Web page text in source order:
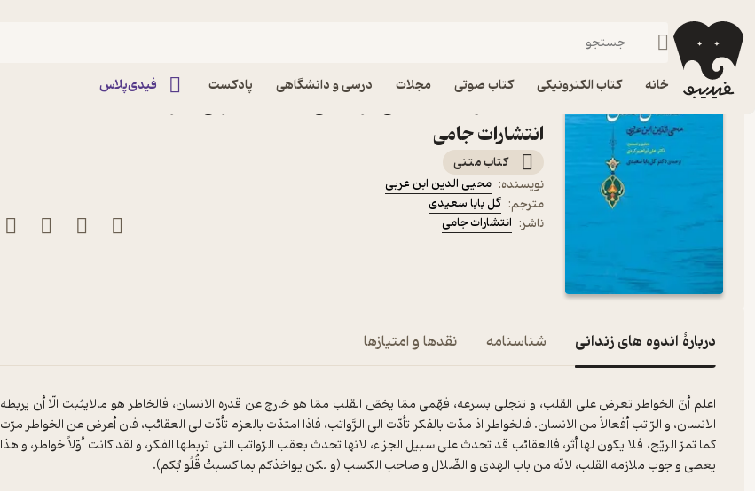
خانه کتاب الکترونیکی کتاب صوتی مجلات درسی و دانشگاهی پادکست فیدی‌پلاس
فیدیبو کتاب الکترونیکی
انتشارات جامی
کتاب متنی
نویسنده: محیی الدین ابن عربی
مترجم: گل بابا سعیدی
ناشر: انتشارات جامی
دربارۀ اندوه های زندانی شناسنامه نقدها و امتیازها
اعلم أنّ الخواطر تعرض علی القلب، و تنجلی بسرعه، فهّمی ممّا یخصّ القلب ممّا هو خارج عن قدره الانسان، فالخاطر هو مالایثبت الّا أن یربطه
الانسان، و الرّاتب أفعالاً من الانسان. فالخواطر اذ مدّت بالفکر تأدّت الی الرَّواتب، فاذا امتدّت بالعزم تأدّت لی العقائب، فان أعرض عن الخواطر مرّت
کما تمرّ الریّح، فلا یکون لها أثر، فالعقائب قد تحدث علی سبیل الجزاء، لانها تحدث بعقب الرّواتب التی تربطها الفکر، و لقد کانت أوّلاً خواطر، و هذا